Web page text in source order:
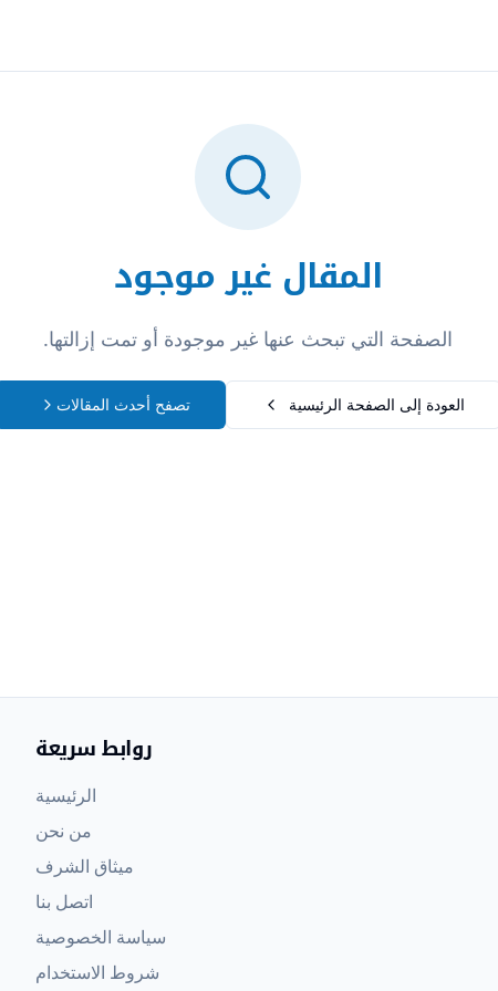
المقال غير موجود
الصفحة التي تبحث عنها غير موجودة أو تمت إزالتها.
العودة إلى الصفحة الرئيسية تصفح أحدث المقالات
روابط سريعة
الرئيسية
من نحن
ميثاق الشرف
اتصل بنا
سياسة الخصوصية
شروط الاستخدام